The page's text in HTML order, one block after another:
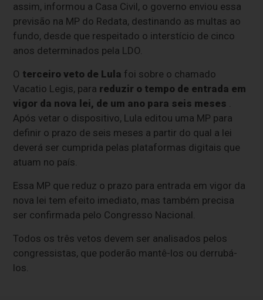
assim, informou a Casa Civil, o governo enviou essa
previsão na MP do Redata, destinando as multas ao
fundo, desde que respeitado o interstício de cinco
anos determinados pela LDO.
O terceiro veto de Lula foi sobre o chamado
Vacatio Legis, para reduzir o tempo de entrada em
vigor da nova lei, de um ano para seis meses .
Após vetar o dispositivo, Lula editou uma MP para
definir o prazo de seis meses a partir do qual a lei
deverá ser cumprida pelas plataformas digitais que
atuam no país.
Essa MP que reduz o prazo para entrada em vigor da
nova lei tem efeito imediato, mas também precisa
ser confirmada pelo Congresso Nacional.
Todos os três vetos devem ser analisados pelos
congressistas, que poderão mantê-los ou derrubá-
los.